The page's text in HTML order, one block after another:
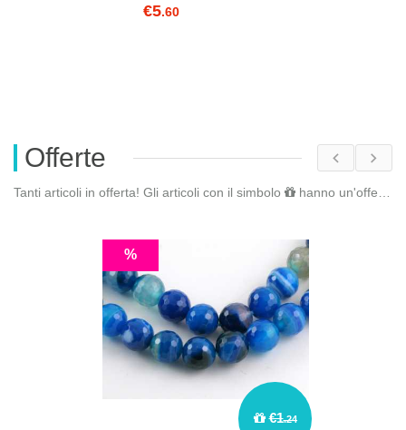
€5.60
Offerte
Tanti articoli in offerta! Gli articoli con il simbolo hanno un'offerta riservata. Fai il
€1.24
%